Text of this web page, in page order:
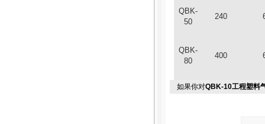
QBK-
50
240
QBK-
80
400
如果你对QBK-10工程塑料